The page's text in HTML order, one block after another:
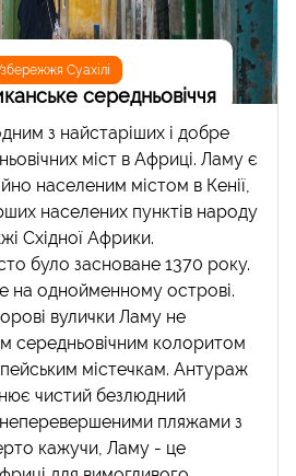
Суахілі
середньовіччя
з найстаріших і добре
міст в Африці. Ламу є
населеним містом в Кенії,
населених пунктів народу
Східної Африки.
було засноване 1370 року.
на однойменному острові.
вулички Ламу не
середньовічним колоритом
містечкам. Антураж
чистий безлюдний
неперевершеними пляжами з
кажучи, Ламу - це